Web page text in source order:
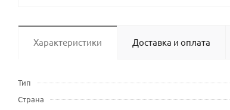
Характеристики Доставка и оплата
Тип
Страна